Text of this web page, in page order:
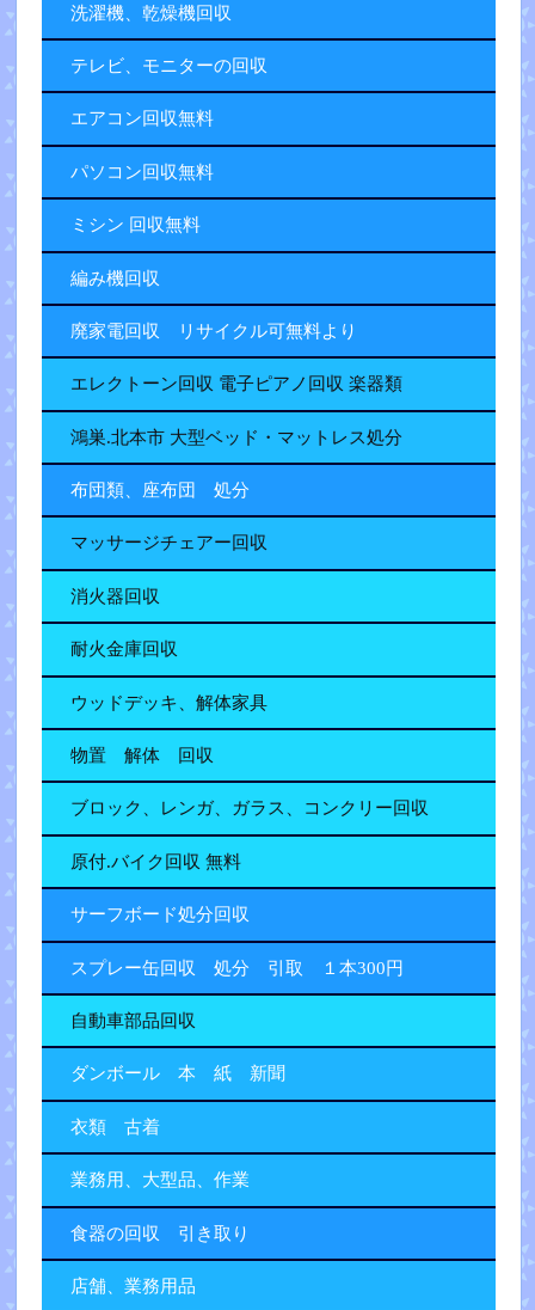
洗濯機、乾燥機回収
テレビ、モニターの回収
エアコン回収無料
パソコン回収無料
ミシン 回収無料
編み機回収
廃家電回収 リサイクル可無料より
エレクトーン回収 電子ピアノ回収 楽器類
鴻巣.北本市 大型ベッド・マットレス処分
布団類、座布団 処分
マッサージチェアー回収
消火器回収
耐火金庫回収
ウッドデッキ、解体家具
物置 解体 回収
ブロック、レンガ、ガラス、コンクリー回収
原付.バイク回収 無料
サーフボード処分回収
スプレー缶回収 処分 引取 １本300円
自動車部品回収
ダンボール 本 紙 新聞
衣類 古着
業務用、大型品、作業
食器の回収 引き取り
店舗、業務用品